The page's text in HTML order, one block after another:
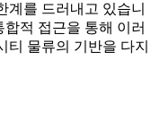
계를 드러내고 있습니
적 접근을 통해 이러
티 물류의 기반을 다지